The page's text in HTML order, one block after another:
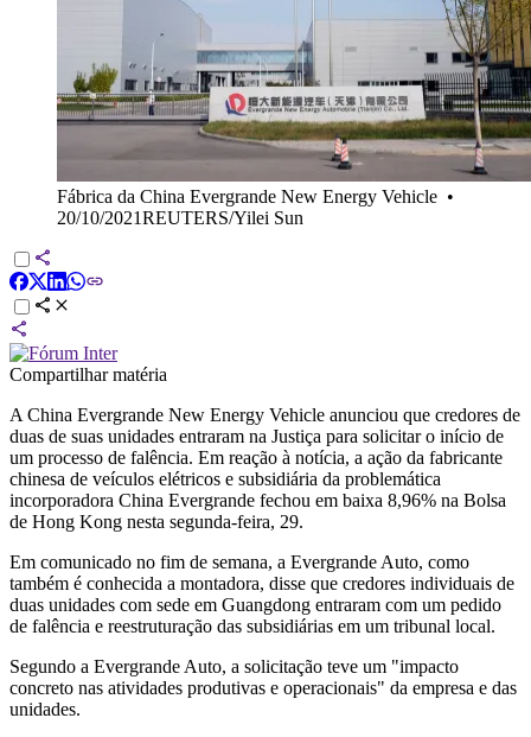
Fábrica da China Evergrande New Energy Vehicle •
20/10/2021REUTERS/Yilei Sun
Compartilhar matéria
A China Evergrande New Energy Vehicle anunciou que credores de
duas de suas unidades entraram na Justiça para solicitar o início de
um processo de falência. Em reação à notícia, a ação da fabricante
chinesa de veículos elétricos e subsidiária da problemática
incorporadora China Evergrande fechou em baixa 8,96% na Bolsa
de Hong Kong nesta segunda-feira, 29.
Em comunicado no fim de semana, a Evergrande Auto, como
também é conhecida a montadora, disse que credores individuais de
duas unidades com sede em Guangdong entraram com um pedido
de falência e reestruturação das subsidiárias em um tribunal local.
Segundo a Evergrande Auto, a solicitação teve um "impacto
concreto nas atividades produtivas e operacionais" da empresa e das
unidades.